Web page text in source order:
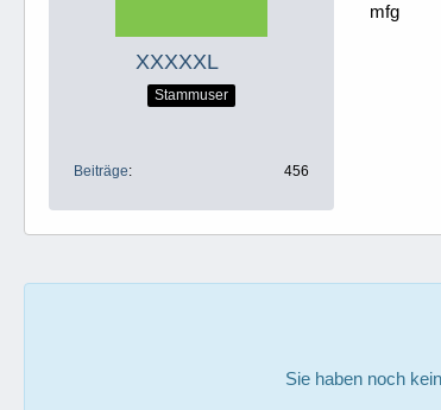
XXXXXL
Stammuser
Beiträge 456
mfg
Sie haben noch